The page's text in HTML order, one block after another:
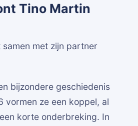
Tino Martin
met zijn partner
bijzondere geschiedenis
vormen ze een koppel, al
een korte onderbreking. In